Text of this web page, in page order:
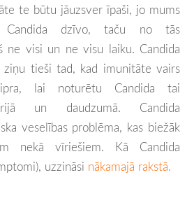
te būtu jāuzsver īpaši, jo mums
Candida dzīvo, taču no tās
ne visi un ne visu laiku. Candida
tieši tad, kad imunitāte vairs
lai noturētu Candida tai
un daudzumā. Candida
veselības problēma, kas biežāk
nekā vīriešiem. Kā Candida
uzzināsi nākamajā rakstā.